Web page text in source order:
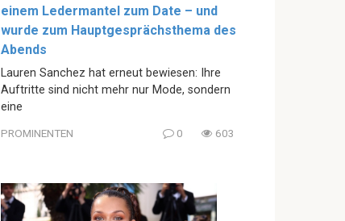
einem Ledermantel zum Date – und
wurde zum Hauptgesprächsthema des
Abends
Lauren Sanchez hat erneut bewiesen: Ihre
Auftritte sind nicht mehr nur Mode, sondern
eine
PROMINENTEN 0 603